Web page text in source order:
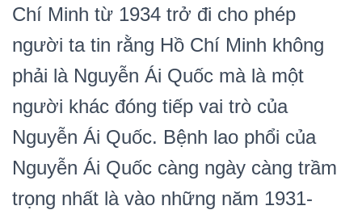
Chí Minh từ 1934 trở đi cho phép
người ta tin rằng Hồ Chí Minh không
phải là Nguyễn Ái Quốc mà là một
người khác đóng tiếp vai trò của
Nguyễn Ái Quốc. Bệnh lao phổi của
Nguyễn Ái Quốc càng ngày càng trầm
trọng nhất là vào những năm 1931-